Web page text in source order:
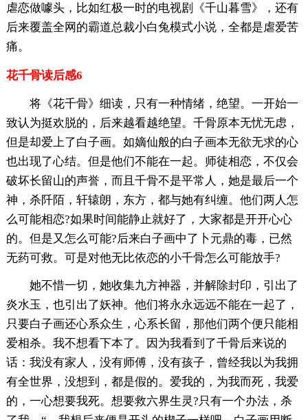
虐恋做噱头，比如红极一时的电视剧《千山暮雪》，还有
后来覆盖全网的霸道总裁小白兔模式小说，全都是虐爱苦
痛。
花千骨读后感6
将《花千骨》细读，只有一种情绪，绝望。一开始一
致认为挺欢脱的，后来越看越绝望。千骨原本无忧无虑，
但是却爱上了白子画。如嫡仙般的白子画本无欲无求的心
也出现了心结。但是他们不能在一起。师徒相恋，不仅会
破坏长留山的声誉，而且千骨不是平常人，她是最后一个
神，杀阡陌，轩辕朗，东方，都与她有纠缠。他们两人怎
么可能相恋?如果时间能静止就好了，大家都是开开心心
的。但是又怎么可能?后来白子画中了卜元鼎的毒，已然
无药可救。可是对他无比依恋的小千骨怎么可能放手?
她不惜一切，她收集九方神器，并解除封印，引出了
炎水玉，也引出了妖神。他们将永永远远不能在一起了，
只要白子画还心系众生，心系长留，那他们两个便只能相
爱相杀。我不想看下本了。因为我看到了千骨后来说的
话：我没有家人，没有师傅，没有孩子，曾经我以为我拥
有全世界，没想到，都是假的。爱我的，为我而死，我爱
的，一心想要我死。想要救六界生灵?只有一个办法，杀